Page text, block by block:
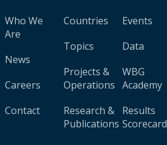
Who We
Are
News
Careers
Contact
Countries
Topics
Projects &
Operations
Research &
Publications
Events
Data
WBG
Academy
Results
Scorecard